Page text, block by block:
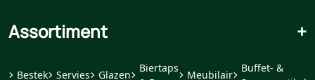
Assortiment +
Bestek Servies Glazen
Biertaps
Meubilair
Buffet- &